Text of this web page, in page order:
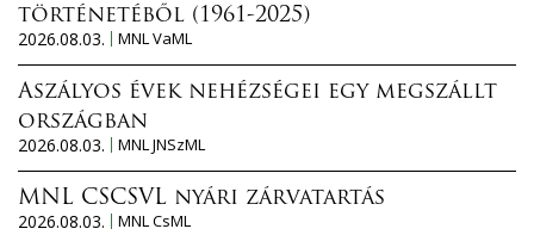
történetéből (1961-2025)
2026.08.03.
MNL VaML
Aszályos évek nehézségei egy megszállt
országban
2026.08.03.
MNL JNSzML
MNL CSCSVL nyári zárvatartás
2026.08.03.
MNL CsML